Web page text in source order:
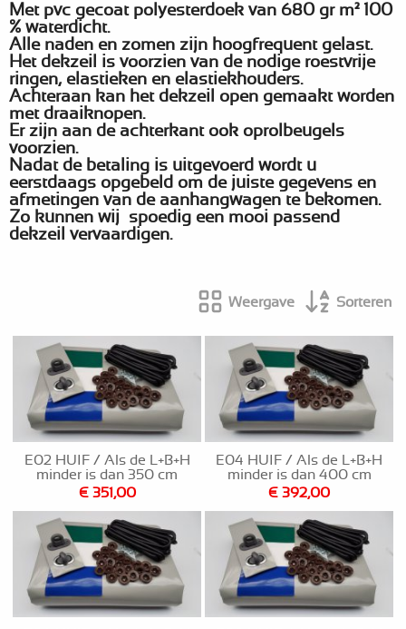
Met pvc gecoat polyesterdoek van 680 gr m² 100
% waterdicht.
Alle naden en zomen zijn hoogfrequent gelast.
Het dekzeil is voorzien van de nodige roestvrije
ringen, elastieken en elastiekhouders.
Achteraan kan het dekzeil open gemaakt worden
met draaiknopen.
Er zijn aan de achterkant ook oprolbeugels
voorzien.
Nadat de betaling is uitgevoerd wordt u
eerstdaags opgebeld om de juiste gegevens en
afmetingen van de aanhangwagen te bekomen.
Zo kunnen wij spoedig een mooi passend
dekzeil vervaardigen.
Weergave Sorteren
E02 HUIF / Als de L+B+H
minder is dan 350 cm
€ 351,00
E04 HUIF / Als de L+B+H
minder is dan 400 cm
€ 392,00